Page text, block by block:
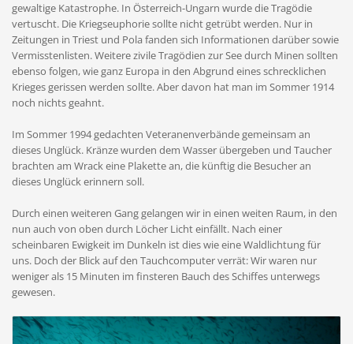
gewaltige Katastrophe. In Österreich-Ungarn wurde die Tragödie
vertuscht. Die Kriegseuphorie sollte nicht getrübt werden. Nur in
Zeitungen in Triest und Pola fanden sich Informationen darüber sowie
Vermisstenlisten. Weitere zivile Tragödien zur See durch Minen sollten
ebenso folgen, wie ganz Europa in den Abgrund eines schrecklichen
Krieges gerissen werden sollte. Aber davon hat man im Sommer 1914
noch nichts geahnt.
Im Sommer 1994 gedachten Veteranenverbände gemeinsam an
dieses Unglück. Kränze wurden dem Wasser übergeben und Taucher
brachten am Wrack eine Plakette an, die künftig die Besucher an
dieses Unglück erinnern soll.
Durch einen weiteren Gang gelangen wir in einen weiten Raum, in den
nun auch von oben durch Löcher Licht einfällt. Nach einer
scheinbaren Ewigkeit im Dunkeln ist dies wie eine Waldlichtung für
uns. Doch der Blick auf den Tauchcomputer verrät: Wir waren nur
weniger als 15 Minuten im finsteren Bauch des Schiffes unterwegs
gewesen.